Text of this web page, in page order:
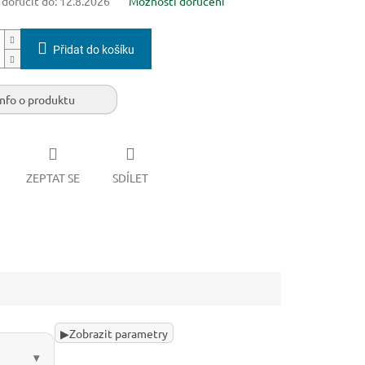
Přidat do košíku
o produktu
ZEPTAT SE SDÍLET
▶Zobrazit parametry